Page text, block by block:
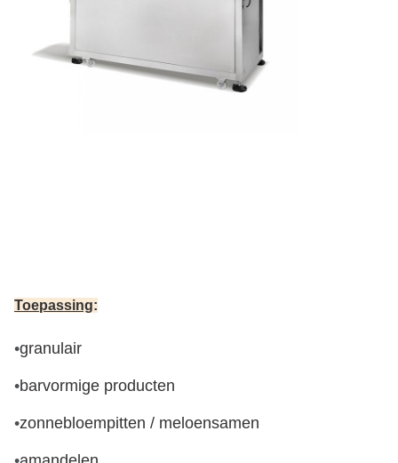
Toepassing:
•granulair
•barvormige producten
•zonnebloempitten / meloensamen